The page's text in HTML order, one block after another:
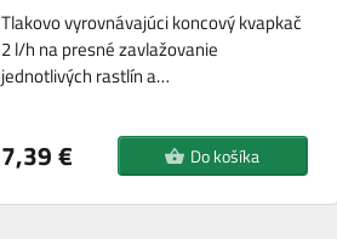
Tlakovo vyrovnávajúci koncový kvapkač
2 l/h na presné zavlažovanie
jednotlivých rastlín a…
7,39 € Do košíka